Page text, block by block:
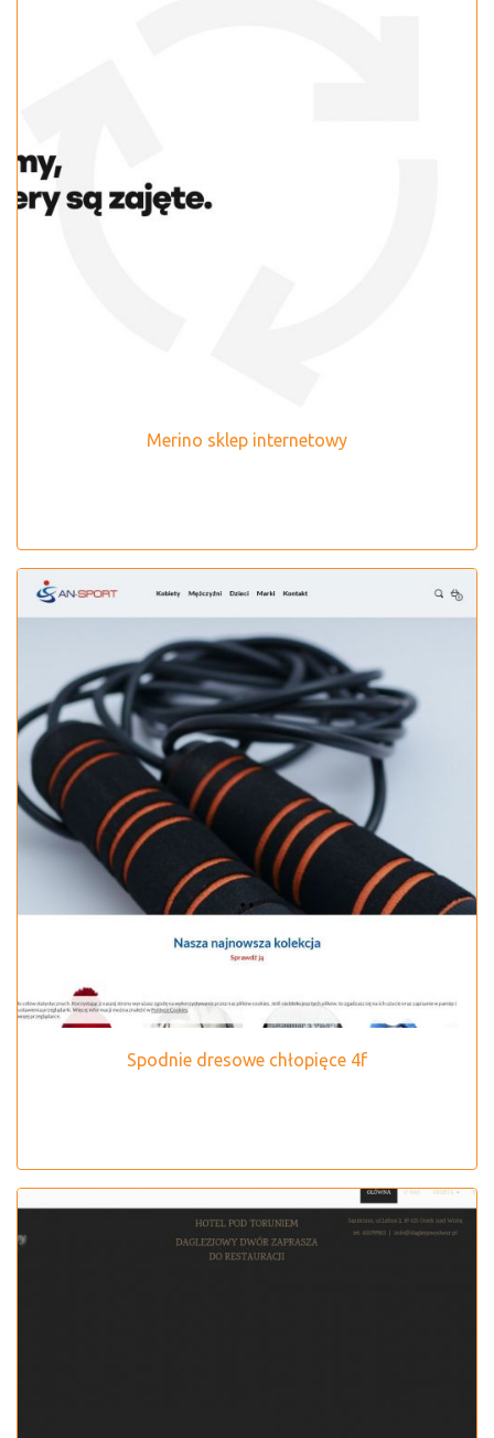
Merino sklep internetowy
Spodnie dresowe chłopięce 4f